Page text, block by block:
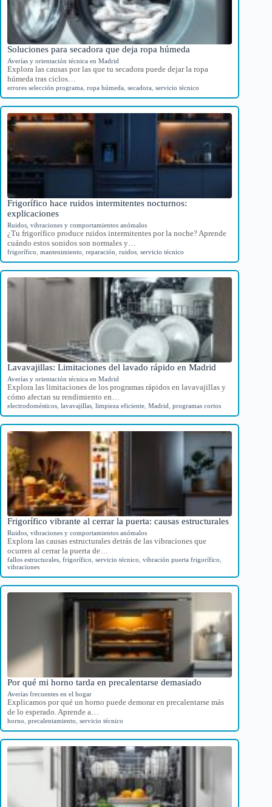
Soluciones para secadora que deja ropa húmeda
Averías y orientación técnica en Madrid
Explora las causas por las que tu secadora puede dejar la ropa
húmeda tras ciclos…
errores selección programa ropa húmeda secadora servicio técnico
Frigorífico hace ruidos intermitentes nocturnos:
explicaciones
Ruidos, vibraciones y comportamientos anómalos
¿Tu frigorífico produce ruidos intermitentes por la noche? Aprende
cuándo estos sonidos son normales y…
frigorífico mantenimiento reparación ruidos servicio técnico
Lavavajillas: Limitaciones del lavado rápido en Madrid
Averías y orientación técnica en Madrid
Explora las limitaciones de los programas rápidos en lavavajillas y
cómo afectan su rendimiento en…
electrodomésticos lavavajillas limpieza eficiente Madrid programas cortos
Frigorífico vibrante al cerrar la puerta: causas estructurales
Ruidos, vibraciones y comportamientos anómalos
Explora las causas estructurales detrás de las vibraciones que
ocurren al cerrar la puerta de…
fallos estructurales frigorífico servicio técnico vibración puerta frigorífico
vibraciones
Por qué mi horno tarda en precalentarse demasiado
Averías frecuentes en el hogar
Explicamos por qué un horno puede demorar en precalentarse más
de lo esperado. Aprende a…
horno precalentamiento servicio técnico